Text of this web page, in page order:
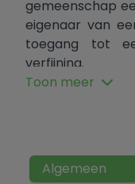
gemeenschap
eigenaar van
toegang tot
verfijning.
Toon meer
Algemeen